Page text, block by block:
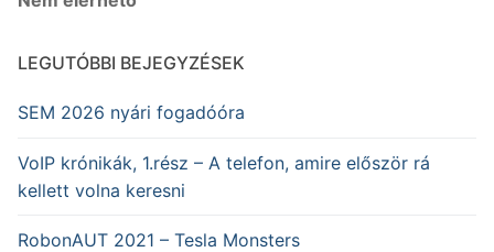
LEGUTÓBBI BEJEGYZÉSEK
SEM 2026 nyári fogadóóra
VoIP krónikák, 1.rész – A telefon, amire először rá
kellett volna keresni
RobonAUT 2021 – Tesla Monsters